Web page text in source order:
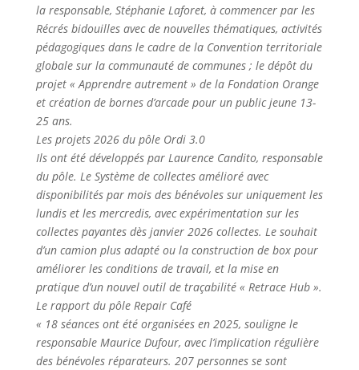
la responsable, Stéphanie Laforet, à commencer par les
Récrés bidouilles avec de nouvelles thématiques, activités
pédagogiques dans le cadre de la Convention territoriale
globale sur la communauté de communes ; le dépôt du
projet « Apprendre autrement » de la Fondation Orange
et création de bornes d’arcade pour un public jeune 13-
25 ans.
Les projets 2026 du pôle Ordi 3.0
Ils ont été développés par Laurence Candito, responsable
du pôle. Le Système de collectes amélioré avec
disponibilités par mois des bénévoles sur uniquement les
lundis et les mercredis, avec expérimentation sur les
collectes payantes dès janvier 2026 collectes. Le souhait
d’un camion plus adapté ou la construction de box pour
améliorer les conditions de travail, et la mise en
pratique d’un nouvel outil de traçabilité « Retrace Hub ».
Le rapport du pôle Repair Café
« 18 séances ont été organisées en 2025, souligne le
responsable Maurice Dufour, avec l’implication régulière
des bénévoles réparateurs. 207 personnes se sont